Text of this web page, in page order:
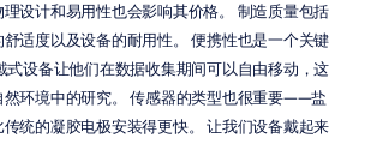
设计和易用性也会影响其价格。 制造质量包括
适度以及设备的耐用性。 便携性也是一个关键
式设备让他们在数据收集期间可以自由移动，这
然环境中的研究。 传感器的类型也很重要——盐
统的凝胶电极安装得更快。 让我们设备戴起来